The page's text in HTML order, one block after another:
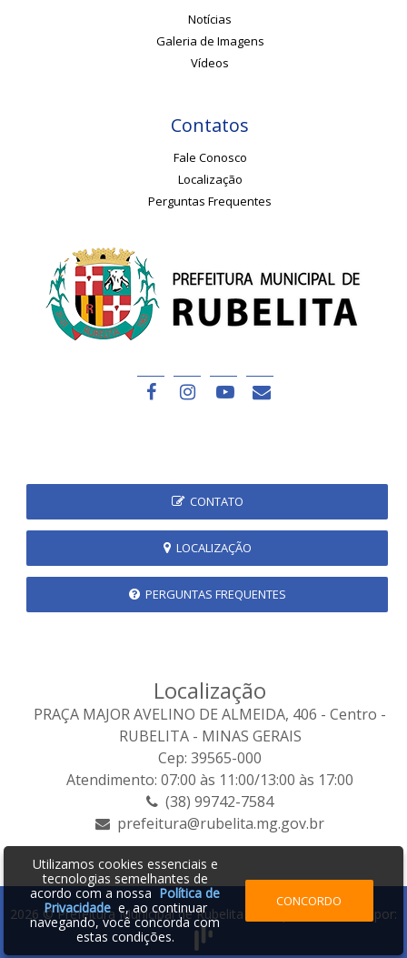
Notícias
Galeria de Imagens
Vídeos
Contatos
Fale Conosco
Localização
Perguntas Frequentes
CONTATO
LOCALIZAÇÃO
PERGUNTAS FREQUENTES
Localização
PRAÇA MAJOR AVELINO DE ALMEIDA, 406 - Centro -
RUBELITA - MINAS GERAIS
Cep: 39565-000
Atendimento: 07:00 às 11:00/13:00 às 17:00
(38) 99742-7584
prefeitura@rubelita.mg.gov.br
2026 © Prefeitura Municipal de Rubelita - MG | Desenvolvido por:
Utilizamos cookies essenciais e
tecnologias semelhantes de
acordo com a nossa Política de
Privacidadee, ao continuar
navegando, você concorda com
estas condições.
CONCORDO